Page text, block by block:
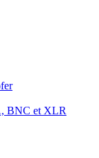
BNC et XLR